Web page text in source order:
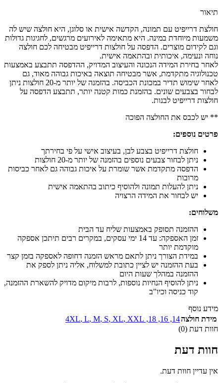
תיאור
חולצת דרייפיט עם תמונה, הקדשה אישית או סלוגן, היא חולצה שיש לה
משמעות מיוחדת במינה. היא מתאימה לאירועים מרגשים, לחגיגות גדולות
וגם לקידום מוצרים. הדפסה על חולצות דרייפיט מבטיחה לכם חולצה
נוחה ונעימה, איכותית ובהתאמה אישית.
לאחר בחירת המידה הנכונה והעיצוב המדויק, ההדפסה תתבצע באמצעות
טכנולוגיה מתקדמת, אשר מבטיחה תוצאה באיכות גבוהה מאוד, גם
לאחר שימוש תדיר במכונת הכביסה. בהזמנה של יותר מ-20 חולצות ניתן
לבחור בצבעים שונים. בהזמנת כמות קטנה יותר, תתבצע הדפסה על
חולצות דרייפיט לבנות.
** יש לכבס את החולצה הפוכה
פרטים נוספים:
חולצת דרייפיט בצבע לבן, בעיצוב אישי על פי בחירתך
ניתן לבחור צבעים נוספים בהזמנה של יותר מ-20 חולצות
הדפסה מתקדמת אשר שומרת על איכות גבוהה גם לאחר כביסות
מרובות
ניתן להעלות תמונה ולהוסיף כיתוב בהתאמה אישית
יש לבחור את המידה הרצויה
משלוחים:
ההזמנה תסופק באמצעות שליח עד הבית
זמן האספקה: עד 14 ימי עסקים, במקרים רבים תיתכן אספקה
מוקדמת יותר
במידת הצורך ניתן לתאם מראש הזמנה דחופה לאספקה בזמן קצר
בעת ההזמנה יש לציין כתובת למשלוח, אליה ניתן לספק את
ההזמנה במהלך שעות היום
ניתן להוסיף הנחיות נוספות, לרבות מיקום מדויק להשארת ההזמנה,
קוד כניסה וכיו"ב
מידע נוסף
מידת חולצה14
,
16
,
18
,
4XL, L, M, S, XL, XXL
חוות דעת (0)
חוות דעת
אין עדיין חוות דעת.